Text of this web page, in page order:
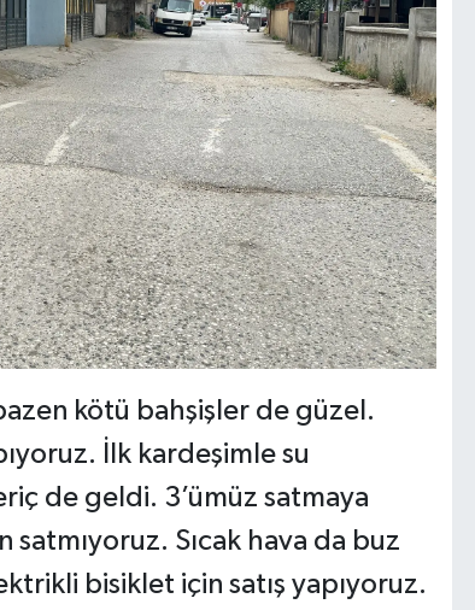
kötü bahşişler de güzel.
İlk kardeşimle su
de geldi. 3’ümüz satmaya
Sıcak hava da buz
bisiklet için satış yapıyoruz.